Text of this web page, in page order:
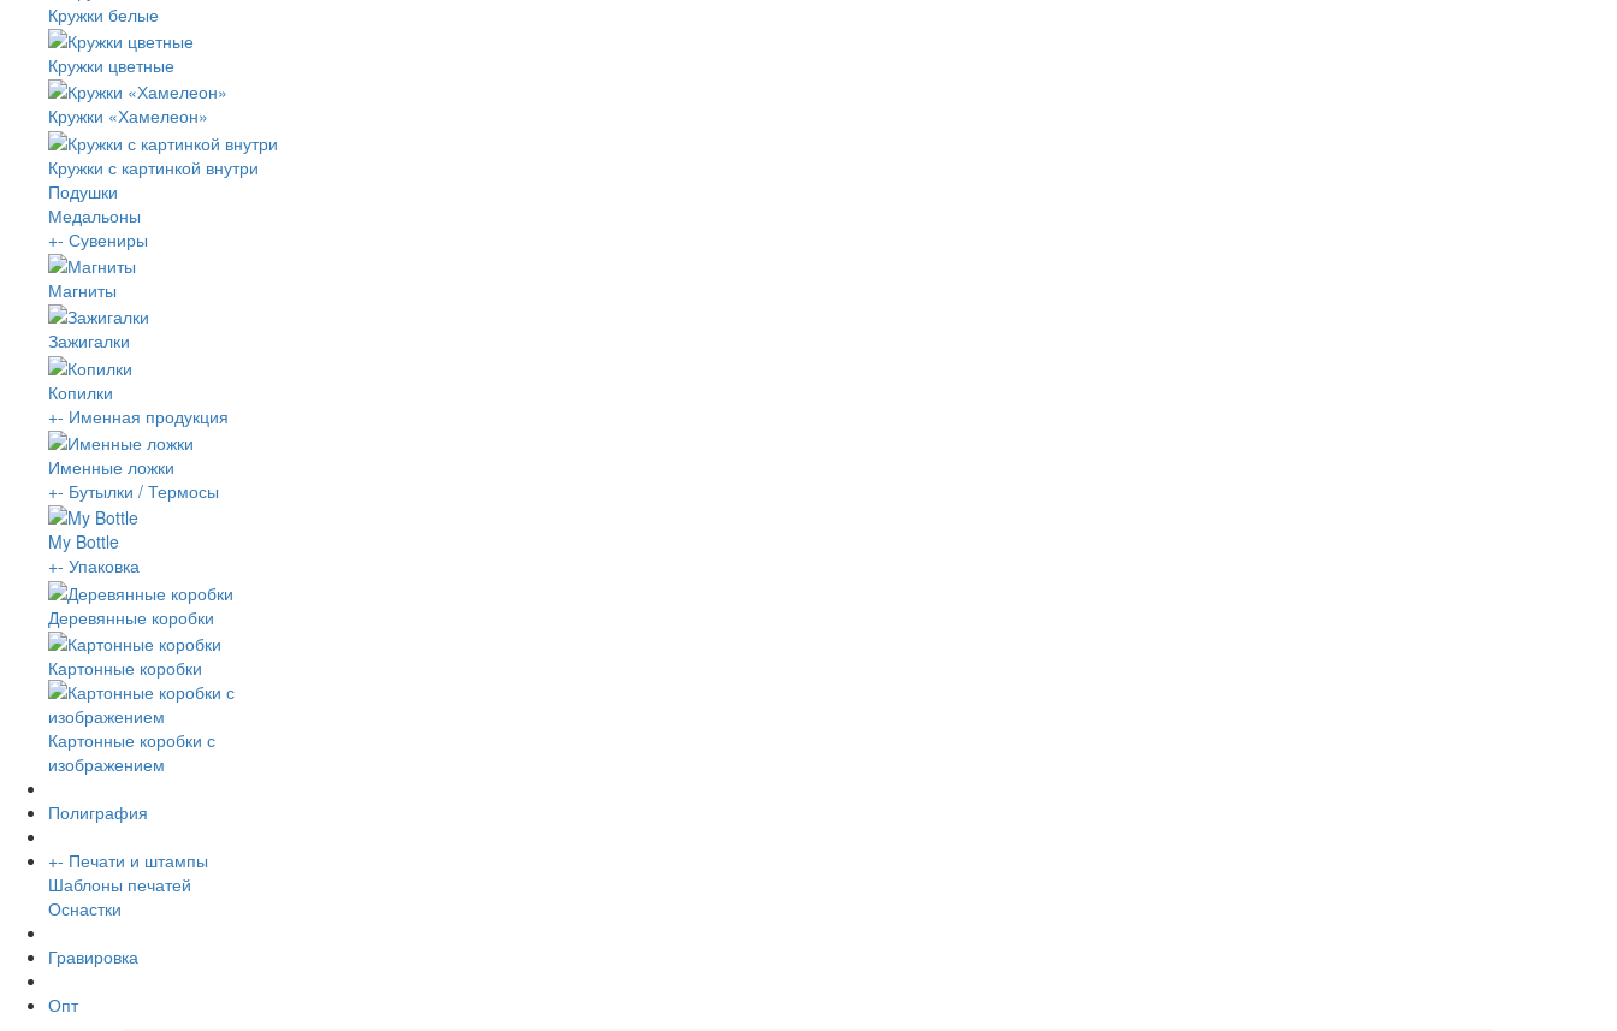
Кружки белые
Кружки цветные
Кружки «Хамелеон»
Кружки с картинкой внутри
Подушки
Медальоны
+- Сувениры
Магниты
Зажигалки
Копилки
+- Именная продукция
Именные ложки
+- Бутылки / Термосы
My Bottle
+- Упаковка
Деревянные коробки
Картонные коробки
Картонные коробки с
изображением
Полиграфия
+- Печати и штампы
Шаблоны печатей
Оснастки
Гравировка
Опт